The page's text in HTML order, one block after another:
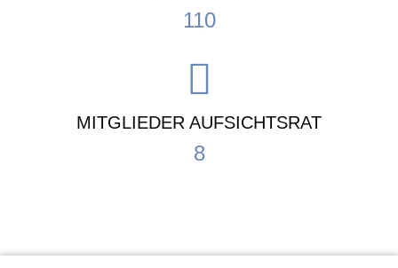
110
MITGLIEDER AUFSICHTSRAT
8